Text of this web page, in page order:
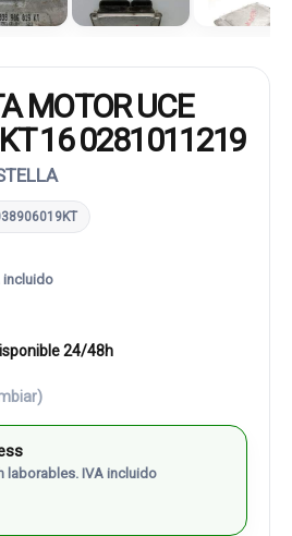
MOTOR UCE
16 0281011219
incluido
24/48h
laborables. IVA incluido